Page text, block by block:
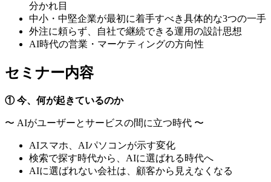
分かれ目
中小・中堅企業が最初に着手すべき具体的な3つの一手
外注に頼らず、自社で継続できる運用の設計思想
AI時代の営業・マーケティングの方向性
セミナー内容
① 今、何が起きているのか
〜 AIがユーザーとサービスの間に立つ時代 〜
AIスマホ、AIパソコンが示す変化
検索で探す時代から、AIに選ばれる時代へ
AIに選ばれない会社は、顧客から見えなくなる